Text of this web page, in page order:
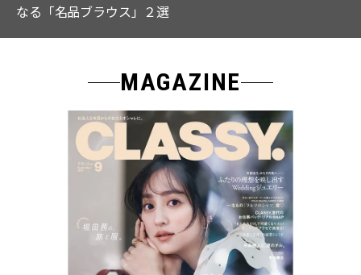
なる「名品ブラウス」２選
MAGAZINE